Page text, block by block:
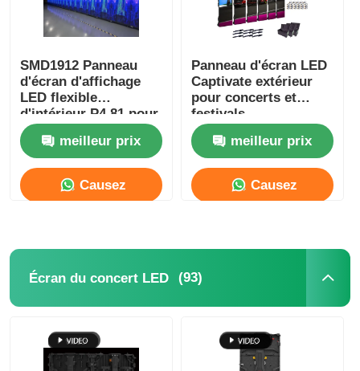
SMD1912 Panneau
d'écran d'affichage
LED flexible
d'intérieur P4.81 pour
la location
d'événements
publicitaires
meilleur prix
Causez
Panneau d'écran LED
Captivate extérieur
pour concerts et
festivals
250mm*250mm
meilleur prix
Causez
Écran du concert LED (93)